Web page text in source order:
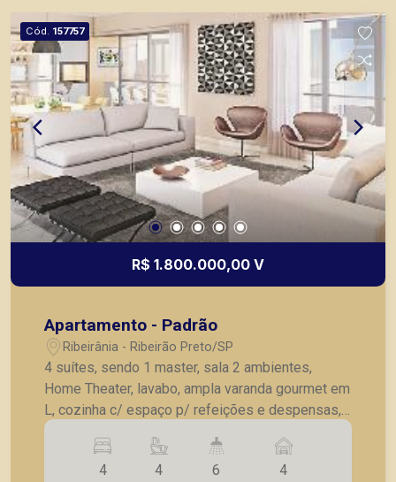
mesmo nos principais lançamentos da cidade de
Ribeirão Preto.
Cód. 157757
R$ 1.800.000,00 V
Apartamento - Padrão
Ribeirânia - Ribeirão Preto/SP
4 suítes, sendo 1 master, sala 2 ambientes,
Home Theater, lavabo, ampla varanda gourmet em
L, cozinha c/ espaço p/ refeições e despensas,
AS, dependência de serviço, área técnica, 4
vagas de garagem.
4
4 6 4